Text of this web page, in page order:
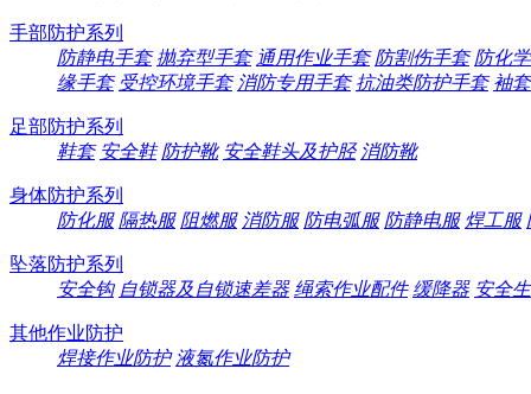
手部防护系列
防静电手套 抛弃型手套 通用作业手套 防割伤手套 防化
缘手套 受控环境手套 消防专用手套 抗油类防护手套 袖套
足部防护系列
鞋套 安全鞋 防护靴 安全鞋头及护胫 消防靴
身体防护系列
防化服 隔热服 阻燃服 消防服 防电弧服 防静电服 焊工服
坠落防护系列
安全钩 自锁器及自锁速差器 绳索作业配件 缓降器 安全
其他作业防护
焊接作业防护 液氮作业防护